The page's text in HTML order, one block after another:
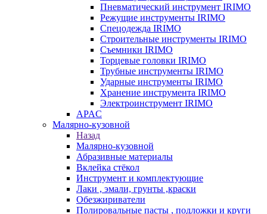
Пневматический инструмент IRIMO
Режущие инструменты IRIMO
Спецодежда IRIMO
Строительные инструменты IRIMO
Съемники IRIMO
Торцевые головки IRIMO
Трубные инструменты IRIMO
Ударные инструменты IRIMO
Хранение инструмента IRIMO
Электроинструмент IRIMO
APAC
Малярно-кузовной
Назад
Малярно-кузовной
Абразивные материалы
Вклейка стёкол
Инструмент и комплектующие
Лаки , эмали, грунты ,краски
Обезжириватели
Полировальные пасты , подложки и круги